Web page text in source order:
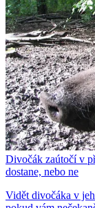
Divočák zaútočí v
dostane, nebo ne
Vidět divočáka v